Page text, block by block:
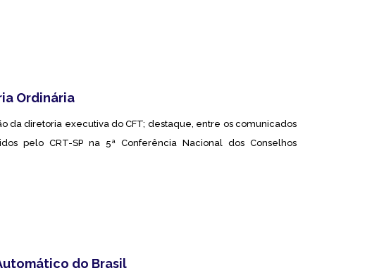
Ordinária
da diretoria executiva do CFT; destaque, entre os comunicados
pelo CRT-SP na 5ª Conferência Nacional dos Conselhos
do Brasil